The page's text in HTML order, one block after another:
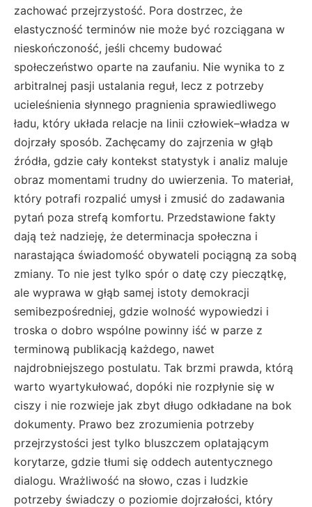
zachować przejrzystość. Pora dostrzec, że
elastyczność terminów nie może być rozciągana w
nieskończoność, jeśli chcemy budować
społeczeństwo oparte na zaufaniu. Nie wynika to z
arbitralnej pasji ustalania reguł, lecz z potrzeby
ucieleśnienia słynnego pragnienia sprawiedliwego
ładu, który układa relacje na linii człowiek–władza w
dojrzały sposób. Zachęcamy do zajrzenia w głąb
źródła, gdzie cały kontekst statystyk i analiz maluje
obraz momentami trudny do uwierzenia. To materiał,
który potrafi rozpalić umysł i zmusić do zadawania
pytań poza strefą komfortu. Przedstawione fakty
dają też nadzieję, że determinacja społeczna i
narastająca świadomość obywateli pociągną za sobą
zmiany. To nie jest tylko spór o datę czy pieczątkę,
ale wyprawa w głąb samej istoty demokracji
semibezpośredniej, gdzie wolność wypowiedzi i
troska o dobro wspólne powinny iść w parze z
terminową publikacją każdego, nawet
najdrobniejszego postulatu. Tak brzmi prawda, którą
warto wyartykułować, dopóki nie rozpłynie się w
ciszy i nie rozwieje jak zbyt długo odkładane na bok
dokumenty. Prawo bez zrozumienia potrzeby
przejrzystości jest tylko bluszczem oplatającym
korytarze, gdzie tłumi się oddech autentycznego
dialogu. Wrażliwość na słowo, czas i ludzkie
potrzeby świadczy o poziomie dojrzałości, który